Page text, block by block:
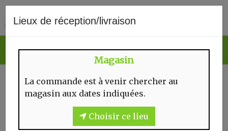
Lieux de réception/livraison
Magasin
La commande est à venir chercher au
magasin aux dates indiquées.
Choisir ce lieu